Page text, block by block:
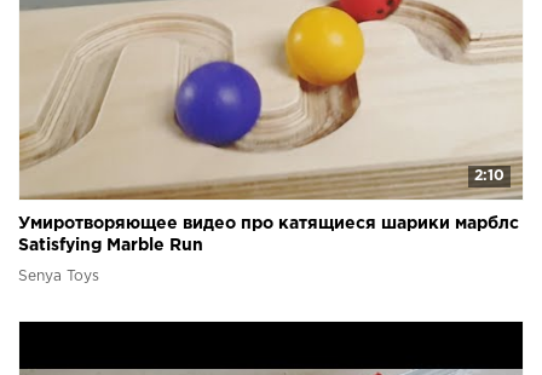
2:10
Умиротворяющее видео про катящиеся шарики марблс
Satisfying Marble Run
Senya Toys